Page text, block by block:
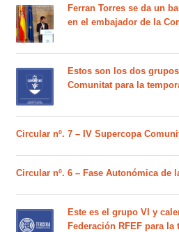
Ferran Torres se da un
en el embajador de la
Estos son los dos
Comunitat para la
Circular nº. 7 – IV Supercopa
Circular nº. 6 – Fase Autonómica de
Este es el grupo VI y
Federación RFEF para la